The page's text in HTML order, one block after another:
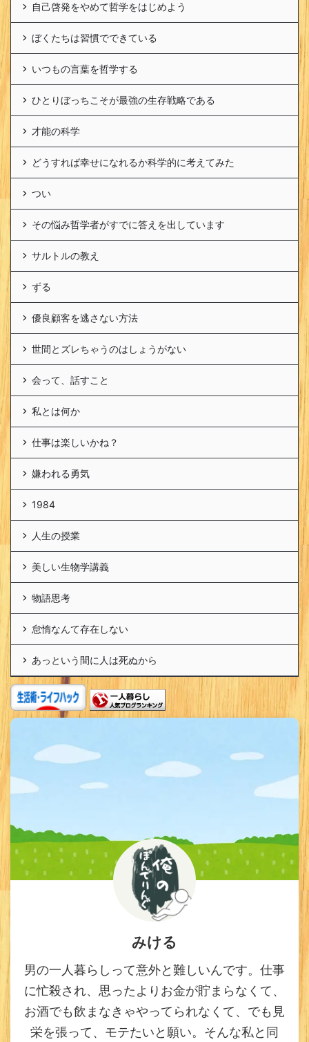
自己啓発をやめて哲学をはじめよう
ぼくたちは習慣でできている
いつもの言葉を哲学する
ひとりぼっちこそが最強の生存戦略である
才能の科学
どうすれば幸せになれるか科学的に考えてみた
つい
その悩み哲学者がすでに答えを出しています
サルトルの教え
ずる
優良顧客を逃さない方法
世間とズレちゃうのはしょうがない
会って、話すこと
私とは何か
仕事は楽しいかね？
嫌われる勇気
1984
人生の授業
美しい生物学講義
物語思考
怠惰なんて存在しない
あっという間に人は死ぬから
みける
男の一人暮らしって意外と難しいんです。仕事
に忙殺され、思ったよりお金が貯まらなくて、
お酒でも飲まなきゃやってられなくて、でも見
栄を張って、モテたいと願い。そんな私と同